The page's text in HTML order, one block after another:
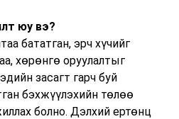
юу вэ?
бататган, эрч хүчийг
хөрөнгө оруулалтыг
засагт гарч буй
бэхжүүлэхийн төлөө
болно. Дэлхий ертөнц